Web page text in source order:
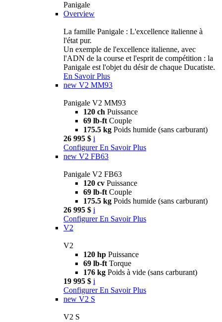
Panigale
Overview
La famille Panigale : L'excellence italienne à
l'état pur.
Un exemple de l'excellence italienne, avec
l'ADN de la course et l'esprit de compétition : la
Panigale est l'objet du désir de chaque Ducatiste.
En Savoir Plus
new V2 MM93
Panigale V2 MM93
120 ch Puissance
69 lb-ft Couple
175.5 kg Poids humide (sans carburant)
26 995 $ i
Configurer En Savoir Plus
new V2 FB63
Panigale V2 FB63
120 cv Puissance
69 lb-ft Couple
175.5 kg Poids humide (sans carburant)
26 995 $ i
Configurer En Savoir Plus
V2
V2
120 hp Puissance
69 lb-ft Torque
176 kg Poids à vide (sans carburant)
19 995 $ i
Configurer En Savoir Plus
new V2 S
V2 S